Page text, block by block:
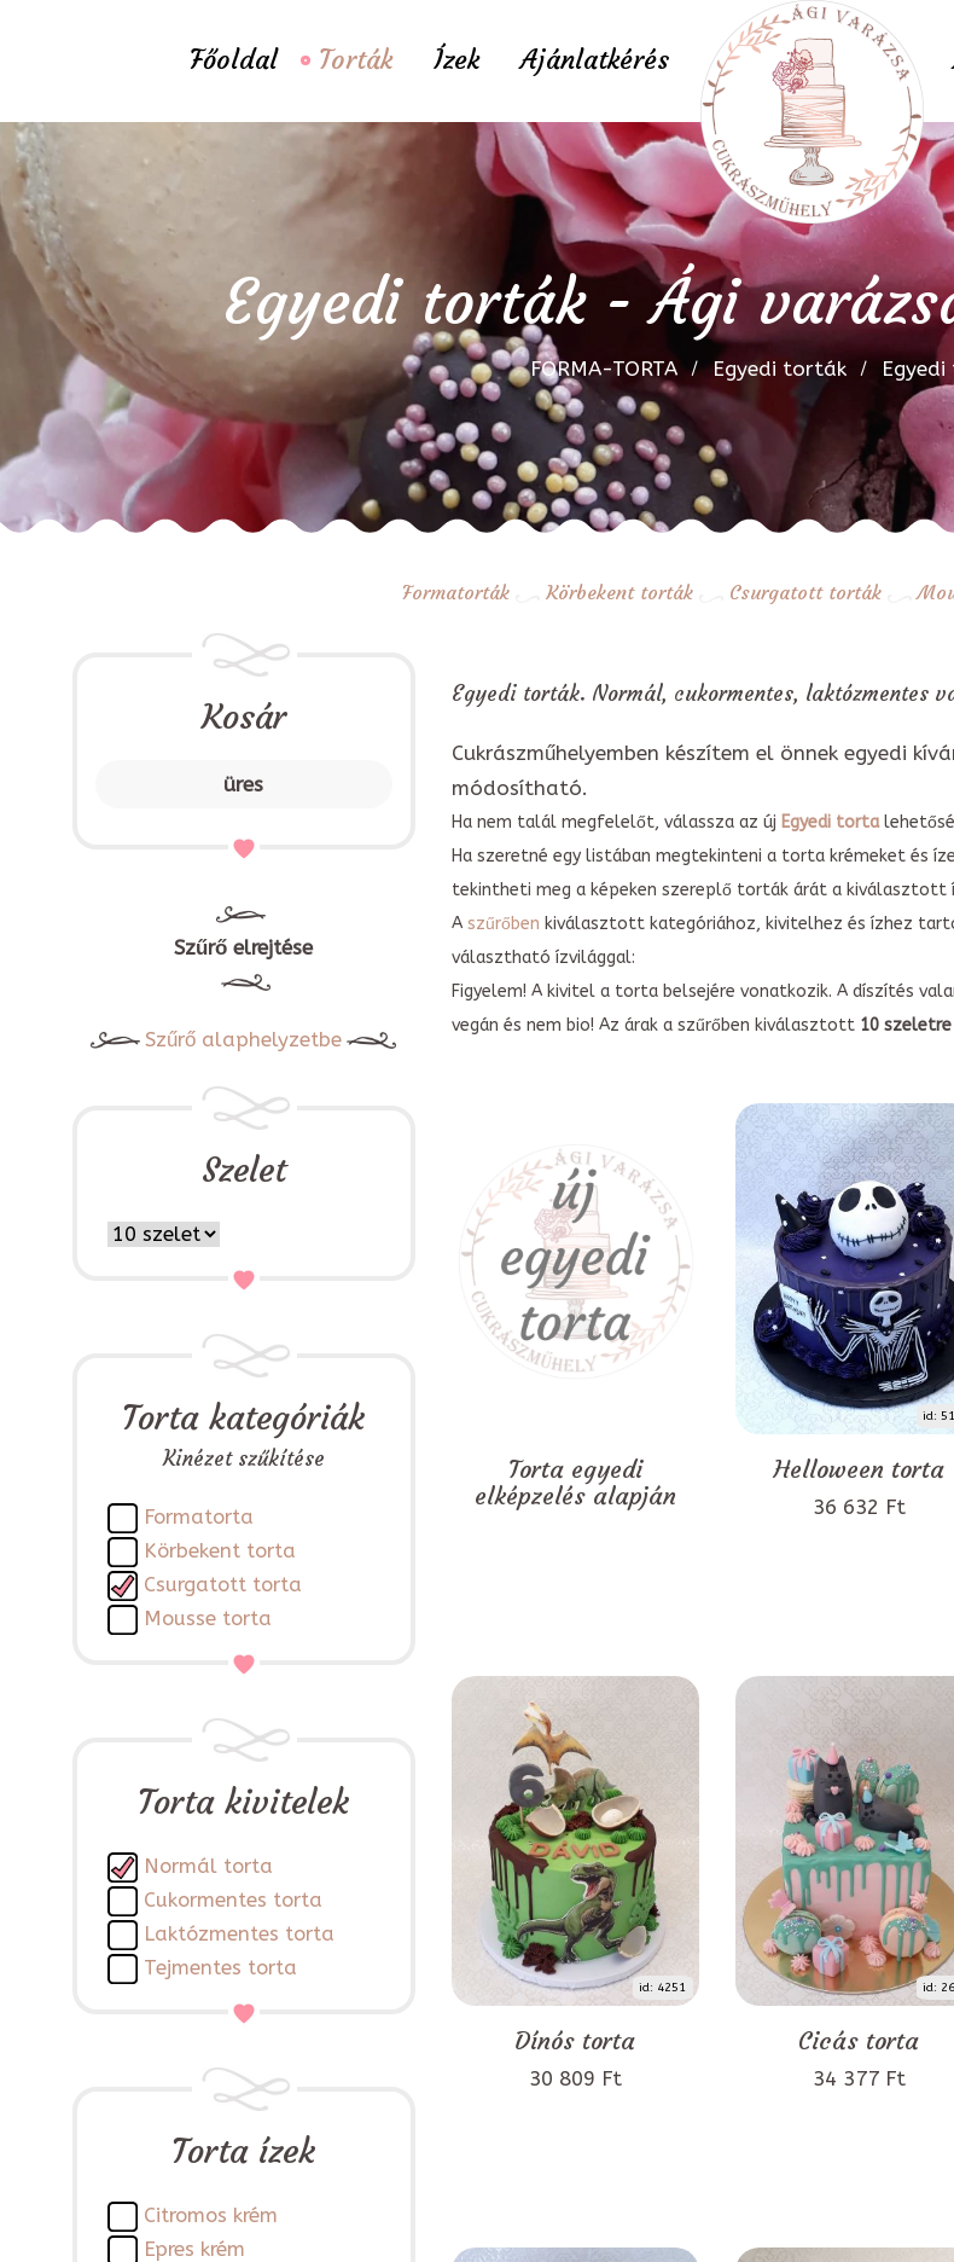
Főoldal Torták Ízek Ajánlatkérés
Egyedi torták - Ági
FORMA-TORTA Egyedi torták
Formatorták Körbekent torták Csurgatott torták
Kosár
üres
Szűrő elrejtése
Szűrő alaphelyzetbe
Szelet
Torta kategóriák
Kinézet szűkítése
Formatorta
Körbekent torta
Csurgatott torta
Mousse torta
Torta kivitelek
Normál torta
Cukormentes torta
Laktózmentes torta
Tejmentes torta
Torta ízek
Citromos krém
Epres krém
Egyedi torták. Normál, cukormentes, laktózmentes
Cukrászműhelyemben készítem el önnek egyedi
módosítható.
Ha nem talál megfelelőt, válassza az új Egyedi torta
Ha szeretné egy listában megtekinteni a torta krémeket és
tekintheti meg a képeken szereplő torták árát a kiválasztott
A szűrőben kiválasztott kategóriához, kivitelhez és ízhez
választható ízvilággal:
Figyelem! A kivitel a torta belsejére vonatkozik. A díszítés
vegán és nem bio! Az árak a szűrőben kiválasztott 10 szeletre
Torta egyedi
elképzelés alapján
id:
Helloween torta
36 632 Ft
id: 4251
Dínós torta
30 809 Ft
id:
Cicás torta
34 377 Ft